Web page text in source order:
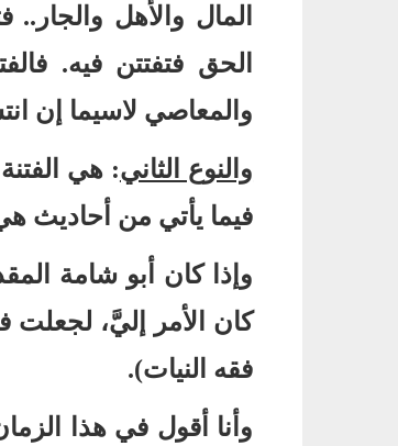
المال والأهل والجار ..
الحق فتفتتن فيه.
والمعاصي لاسيما إن
والنوع الثاني:هي
فيما يأتي من أحاديث
وإذا كان أبو شامة
كان الأمر إليَّ،
فقه النيات).
وأنا أقول في هذا